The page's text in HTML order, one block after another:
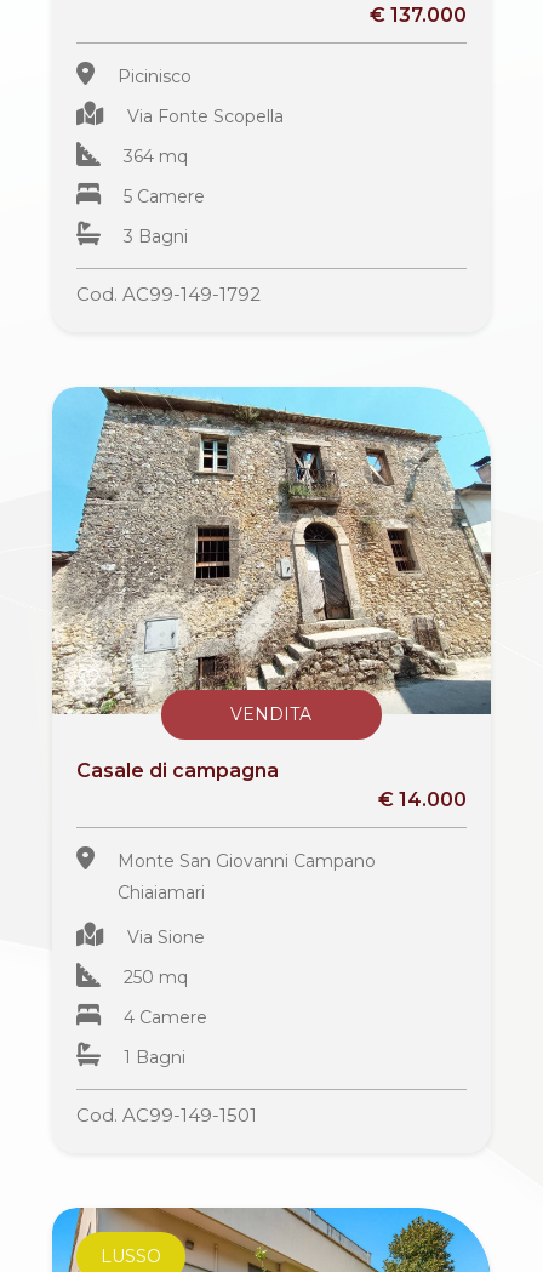
€ 137.000
Picinisco
Via Fonte Scopella
364 mq
5 Camere
3 Bagni
Cod. AC99-149-1792
VENDITA
Casale di campagna
€ 14.000
Monte San Giovanni Campano
Chiaiamari
Via Sione
250 mq
4 Camere
1 Bagni
Cod. AC99-149-1501
LUSSO
opzioni
multiscelta
Giardino
Posto auto/Box
Balcone/Terrazzo
Arredato
Nuova costruzione
Lusso